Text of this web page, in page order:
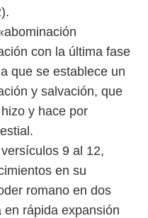
con la última fase
que se establece un
y salvación, que
y hace por
9 al 12,
en su
romano en dos
rápida expansión